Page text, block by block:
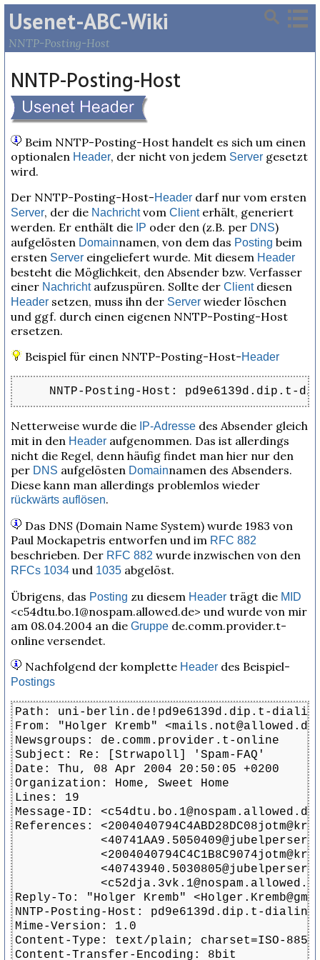
Usenet-ABC-Wiki
NNTP-Posting-Host
NNTP-Posting-Host
Beim NNTP-Posting-Host handelt es sich um einen
optionalen Header, der nicht von jedem Server gesetzt
wird.
Der NNTP-Posting-Host-Header darf nur vom ersten
Server, der die Nachrichtvom Clienterhält, generiert
werden. Er enthält die IP oder den (z.B. per DNS)
aufgelösten Domainnamen, von dem das Posting beim
ersten Server eingeliefert wurde. Mit diesem Header
besteht die Möglichkeit, den Absender bzw. Verfasser
einer Nachrichtaufzuspüren. Sollte der Clientdiesen
Header setzen, muss ihn der Server wieder löschen
und ggf. durch einen eigenen NNTP-Posting-Host
ersetzen.
Beispiel für einen NNTP-Posting-Host-Header
NNTP-Posting-Host: pd9e6139d.dip.t-
Netterweise wurde die IP-Adresse des Absender gleich
mit in den Header aufgenommen. Das ist allerdings
nicht die Regel, denn häufig findet man hier nur den
per DNS aufgelösten Domainnamen des Absenders.
Diese kann man allerdings problemlos wieder
rückwärts auflösen.
Das DNS (Domain Name System) wurde 1983 von
Paul Mockapetris entworfen und im RFC 882
beschrieben. Der RFC 882 wurde inzwischen von den
RFCs 1034 und 1035 abgelöst.
Übrigens, das Posting zu diesem Header trägt die MID
<c54dtu.bo.1@nospam.allowed.de> und wurde von mir
am 08.04.2004 an die Gruppe de.comm.provider.t-
online versendet.
Nachfolgend der komplette Header des Beispiel-
Postings
Path: uni-berlin.de!pd9e6139d.dip.t-
From: "Holger Kremb"
Newsgroups: de.comm.provider.t-online
Subject: Re: [Strwapoll] 'Spam-FAQ'
Date: Thu, 08 Apr 2004 20:50:05 +0200
Organization: Home, Sweet Home
Lines: 19
Message-ID:
References:
Reply-To: "Holger Kremb"
NNTP-Posting-Host: pd9e6139d.dip.t-
Mime-Version: 1.0
Content-Type: text/plain; charset=ISO-
Content-Transfer-Encoding: 8bit